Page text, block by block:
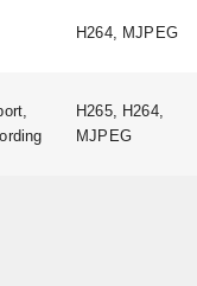
H264, MJPEG
H265, H264,
MJPEG